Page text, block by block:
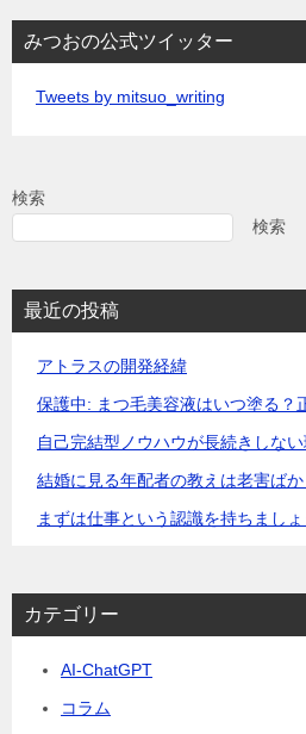
みつおの公式ツイッター
Tweets by mitsuo_writing
検索
検索
最近の投稿
アトラスの開発経緯
保護中: まつ毛美容液はいつ塗る？
自己完結型ノウハウが長続きしな
結婚に見る年配者の教えは老害ば
まずは仕事という認識を持ちましょ
カテゴリー
AI-ChatGPT
コラム